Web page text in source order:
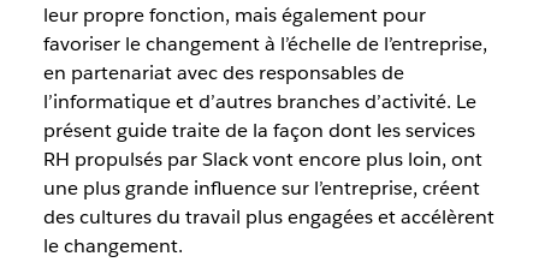
leur propre fonction, mais également pour
favoriser le changement à l’échelle de l’entreprise,
en partenariat avec des responsables de
l’informatique et d’autres branches d’activité. Le
présent guide traite de la façon dont les services
RH propulsés par Slack vont encore plus loin, ont
une plus grande influence sur l’entreprise, créent
des cultures du travail plus engagées et accélèrent
le changement.